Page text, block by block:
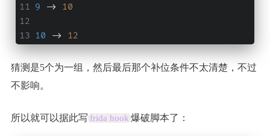
9
-> 10
10 -> 12
猜测是5个为一组，然后最后那个补位条件不太清楚，不过
不影响。
所以就可以据此写 frida hook 爆破脚本了：